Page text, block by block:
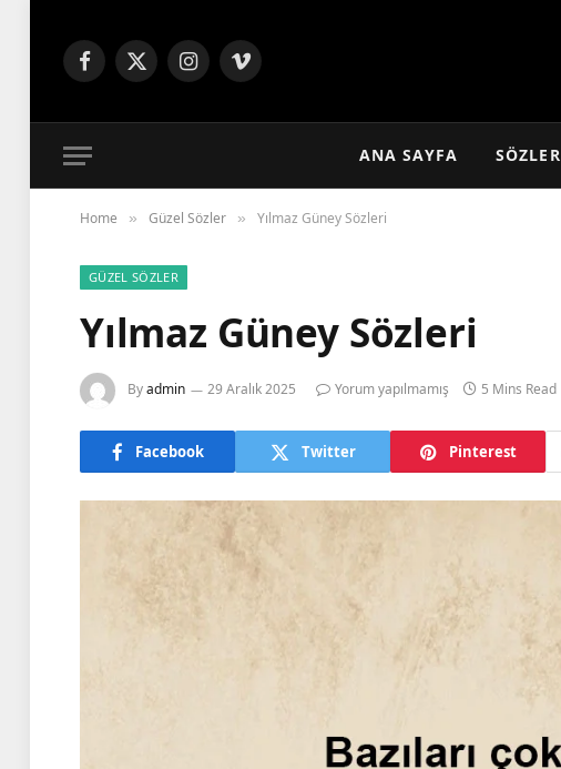
Facebook
X
Instagram
Vimeo
ANA SAYFA SÖZLER
Home » Güzel Sözler » Yılmaz Güney Sözleri
GÜZEL SÖZLER
Yılmaz Güney Sözleri
Byadmin 29 Aralık 2025 Yorum yapılmamış 5 Mins Read
Facebook Twitter Pinterest